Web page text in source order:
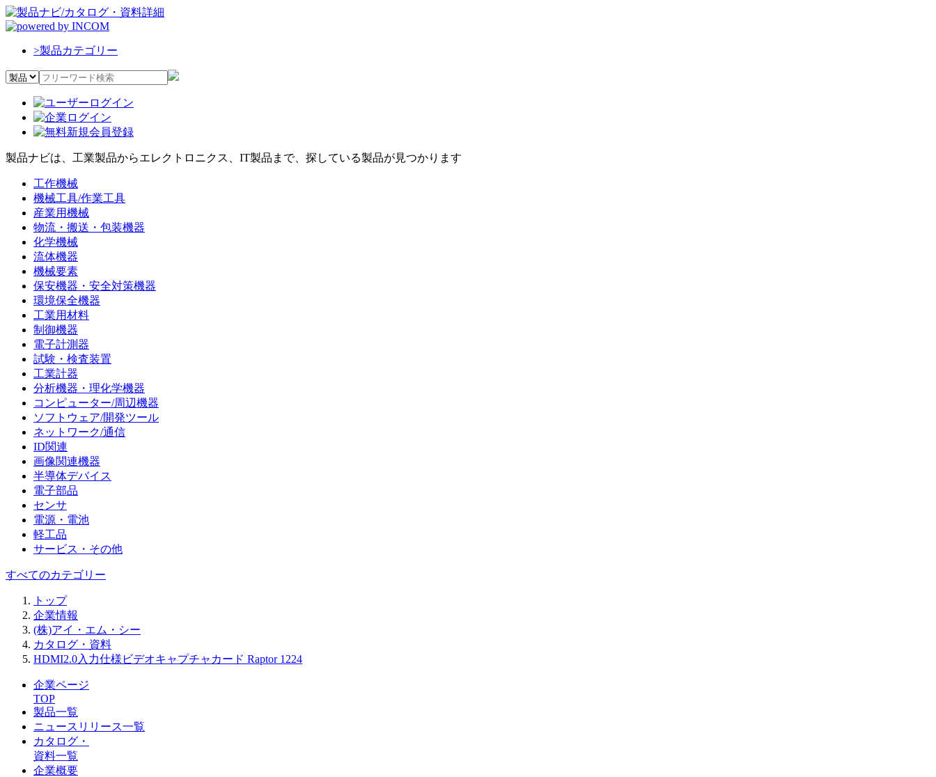
>製品カテゴリー
製品ナビは、工業製品からエレクトロニクス、IT製品まで、探している製品が見つかります
工作機械
機械工具/作業工具
産業用機械
物流・搬送・包装機器
化学機械
流体機器
機械要素
保安機器・安全対策機器
環境保全機器
工業用材料
制御機器
電子計測器
試験・検査装置
工業計器
分析機器・理化学機器
コンピューター/周辺機器
ソフトウェア/開発ツール
ネットワーク/通信
ID関連
画像関連機器
半導体デバイス
電子部品
センサ
電源・電池
軽工品
サービス・その他
すべてのカテゴリー
トップ
企業情報
(株)アイ・エム・シー
カタログ・資料
HDMI2.0入力仕様ビデオキャプチャカード Raptor 1224
企業ページ
TOP
製品一覧
ニュースリリース一覧
カタログ・
資料一覧
企業概要